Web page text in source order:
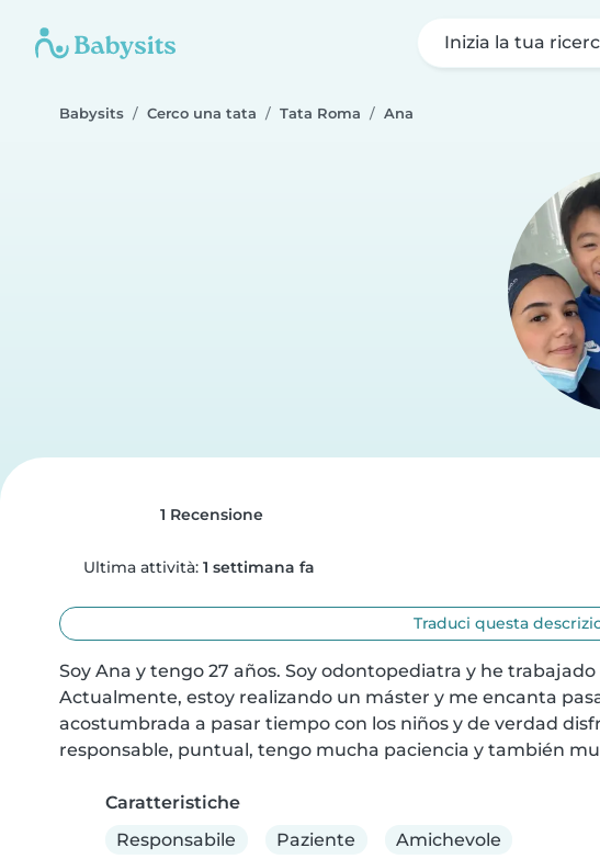
Inizia la tua
Babysits Cerco una tata Tata Roma Ana
1 Recensione
Ultima attività: 1 settimana fa
Traduci questa
Soy Ana y tengo 27 años. Soy odontopediatra y he
Actualmente, estoy realizando un máster y me encanta
acostumbrada a pasar tiempo con los niños y de verdad
responsable, puntual, tengo mucha paciencia y también
Caratteristiche
Responsabile
Paziente Amichevole